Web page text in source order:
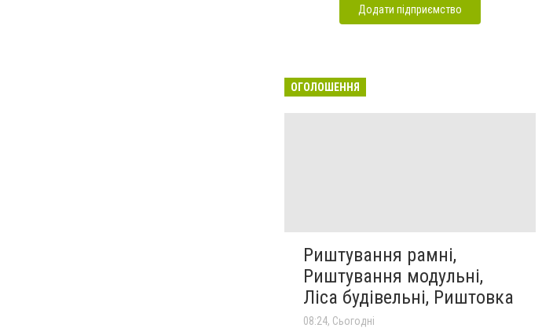
Додати підприємство
ОГОЛОШЕННЯ
Риштування рамні,
Риштування модульні,
Ліса будівельні, Риштовка
08:24, Сьогодні